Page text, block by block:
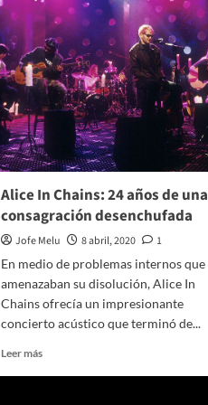
Alice In Chains: 24 años de una
consagración desenchufada
Jofe Melu 8 abril, 2020
1
En medio de problemas internos que
amenazaban su disolución, Alice In
Chains ofrecía un impresionante
concierto acústico que terminó de...
Leer másLeer